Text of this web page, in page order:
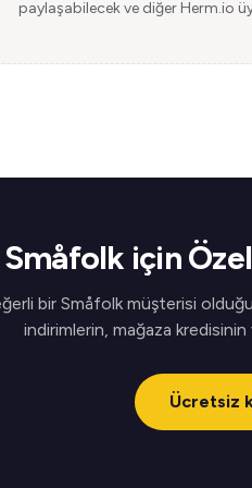
paylaşabilecek ve diğer Herm.io
Småfolk için
bir Småfolk müşterisi
indirimlerin, mağaza
Ücretsiz